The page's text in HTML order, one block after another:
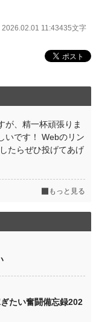
2026.02.01 11:43435文字
が、精一杯頑張りま
いです！ Webのリン
たらぜひ投げてあげ
もっと見る
たい奮闘備忘録202